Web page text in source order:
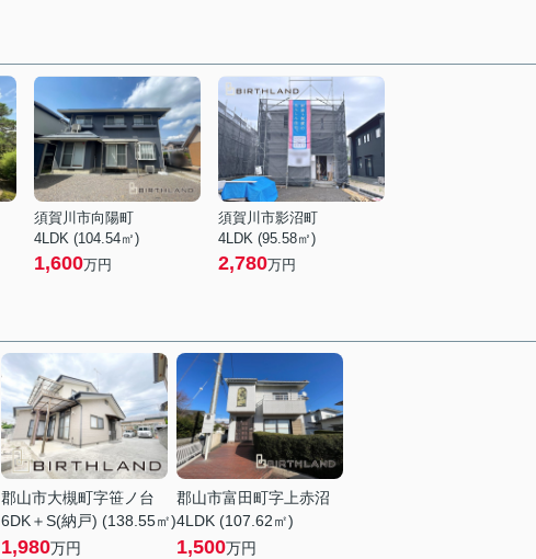
須賀川市向陽町
4LDK (104.54㎡)
1,600万円
須賀川市影沼町
4LDK (95.58㎡)
2,780万円
郡山市大槻町字笹ノ台
6DK＋S(納戸) (138.55㎡)
1,980万円
郡山市富田町字上赤沼
4LDK (107.62㎡)
1,500万円